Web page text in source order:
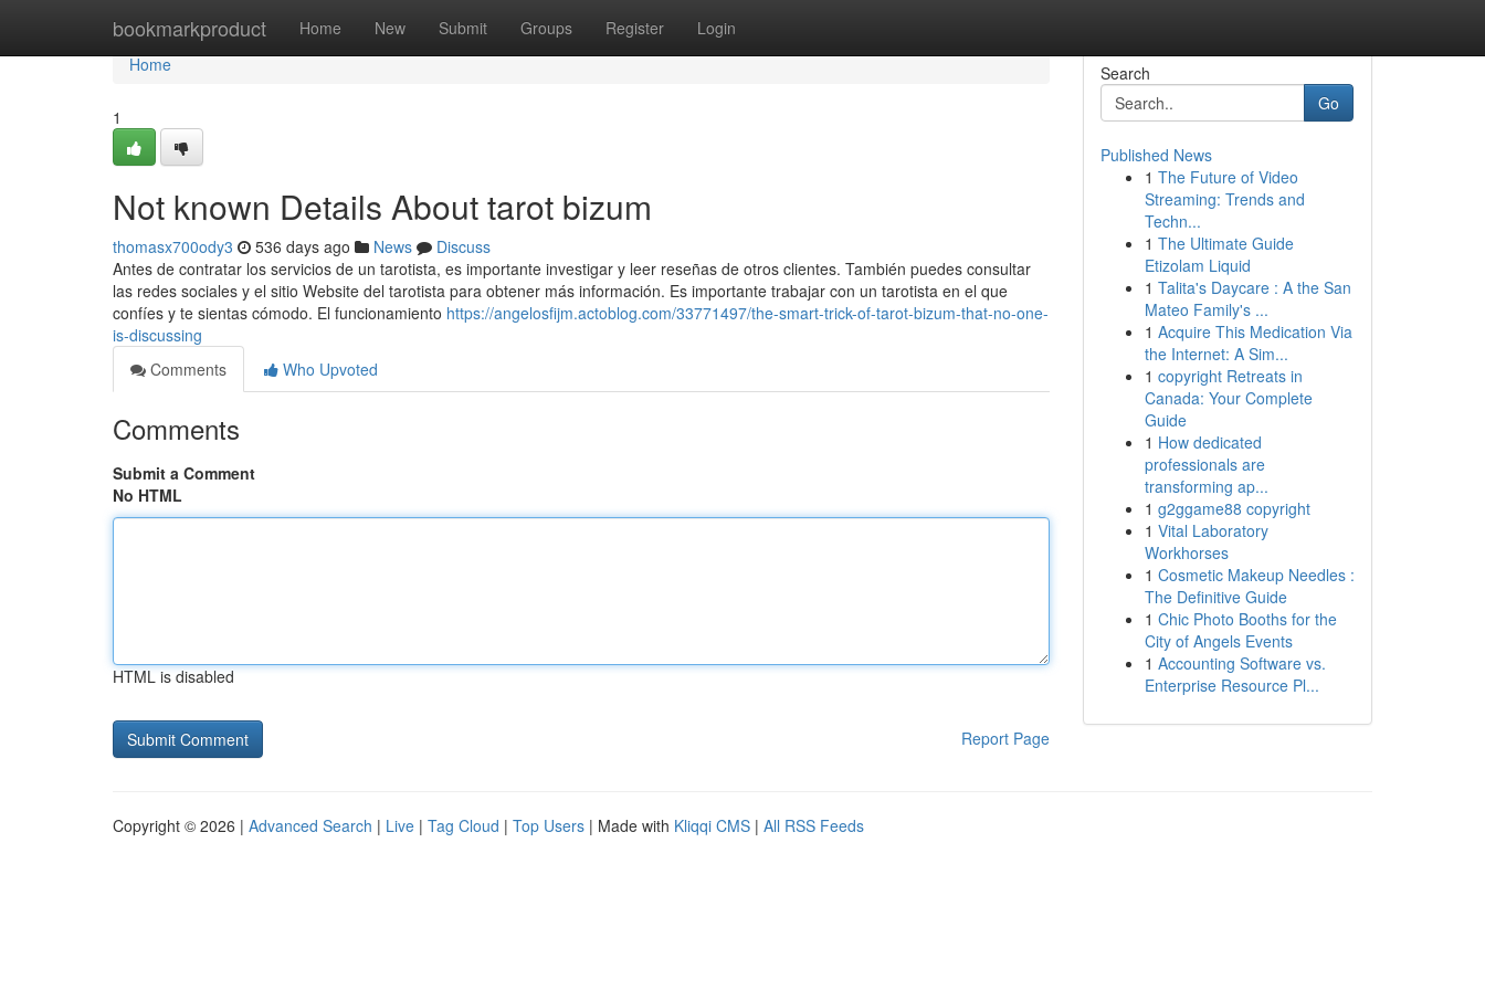
bookmarkproduct Home New Submit Groups Register Login
Home
Home
1
Not known Details About tarot bizum
thomasx700ody3 536 days ago News
Discuss
Antes de contratar los servicios de un tarotista, es importante investigar y leer reseñas de otros clientes. También puedes consultar
las redes sociales y el sitio Website del tarotista para obtener más información. Es importante trabajar con un tarotista en el que
confíes y te sientas cómodo. El funcionamiento https://angelosfijm.actoblog.com/33771497/the-smart-trick-of-tarot-bizum-that-no-one-
is-discussing
Comments
Who Upvoted
Comments
Submit a Comment
No HTML
HTML is disabled
Report Page
Search
Go
Published News
1 The Future of Video
Streaming: Trends and
Techn...
1 The Ultimate Guide
Etizolam Liquid
1 Talita's Daycare : A the San
Mateo Family's ...
1 Acquire This Medication Via
the Internet: A Sim...
1 copyright Retreats in
Canada: Your Complete
Guide
1 How dedicated
professionals are
transforming ap...
1 g2ggame88 copyright
1 Vital Laboratory
Workhorses
1 Cosmetic Makeup Needles :
The Definitive Guide
1 Chic Photo Booths for the
City of Angels Events
1 Accounting Software vs.
Enterprise Resource Pl...
Copyright © 2026 | Advanced Search | Live | Tag Cloud | Top Users | Made with Kliqqi CMS | All RSS Feeds